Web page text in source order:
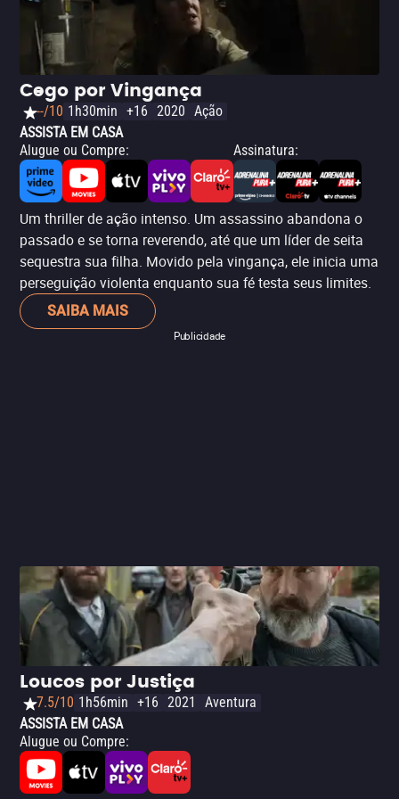
Cego por Vingança
--/10 1h30min +16 2020 Ação
ASSISTA EM CASA
Alugue ou Compre: Assinatura:
Um thriller de ação intenso. Um assassino abandona o
passado e se torna reverendo, até que um líder de seita
sequestra sua filha. Movido pela vingança, ele inicia uma
perseguição violenta enquanto sua fé testa seus limites.
SAIBA MAIS
Publicidade
Loucos por Justiça
7.5/10 1h56min +16 2021
Aventura
ASSISTA EM CASA
Alugue ou Compre: